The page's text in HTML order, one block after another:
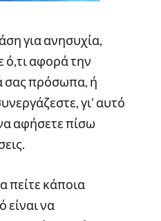
για ανησυχία,
ό,τι αφορά την
σας πρόσωπα, ή
γι’ αυτό
αφήσετε πίσω
πείτε κάποια
είναι να